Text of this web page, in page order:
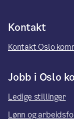
Kontakt
Kontakt Oslo
Jobb i Oslo
Ledige stillinger
Lønn og